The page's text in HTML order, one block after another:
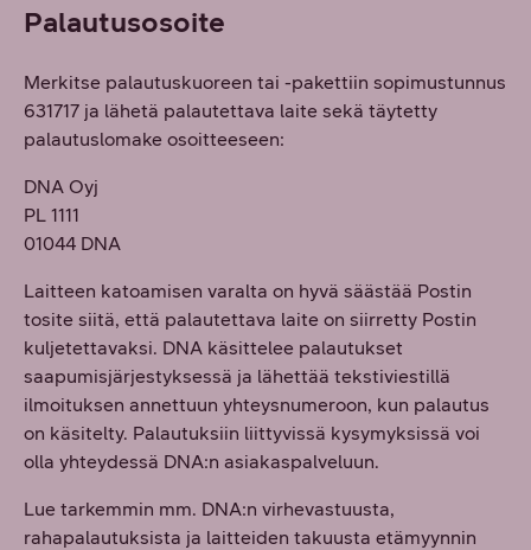
Palautusosoite
Merkitse palautuskuoreen tai -pakettiin sopimustunnus
631717 ja lähetä palautettava laite sekä täytetty
palautuslomake osoitteeseen:
DNA Oyj
PL 1111
01044 DNA
Laitteen katoamisen varalta on hyvä säästää Postin
tosite siitä, että palautettava laite on siirretty Postin
kuljetettavaksi. DNA käsittelee palautukset
saapumisjärjestyksessä ja lähettää tekstiviestillä
ilmoituksen annettuun yhteysnumeroon, kun palautus
on käsitelty. Palautuksiin liittyvissä kysymyksissä voi
olla yhteydessä DNA:n asiakaspalveluun.
Lue tarkemmin mm. DNA:n virhevastuusta,
rahapalautuksista ja laitteiden takuusta etämyynnin